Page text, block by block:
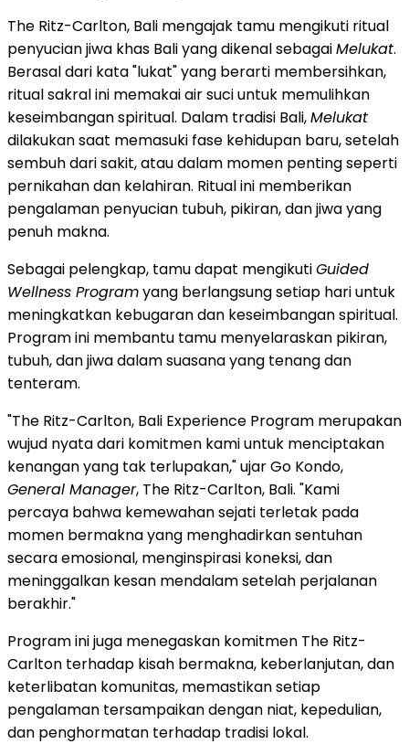
The Ritz-Carlton, Bali mengajak tamu mengikuti ritual
penyucian jiwa khas Bali yang dikenal sebagaiMelukat.
Berasal dari kata "lukat" yang berarti membersihkan,
ritual sakral ini memakai air suci untuk memulihkan
keseimbangan spiritual. Dalam tradisi Bali,Melukat
dilakukan saat memasuki fase kehidupan baru, setelah
sembuh dari sakit, atau dalam momen penting seperti
pernikahan dan kelahiran. Ritual ini memberikan
pengalaman penyucian tubuh, pikiran, dan jiwa yang
penuh makna.
Sebagai pelengkap, tamu dapat mengikutiGuided
Wellness Programyang berlangsung setiap hari untuk
meningkatkan kebugaran dan keseimbangan spiritual.
Program ini membantu tamu menyelaraskan pikiran,
tubuh, dan jiwa dalam suasana yang tenang dan
tenteram.
"The Ritz-Carlton, Bali Experience Program merupakan
wujud nyata dari komitmen kami untuk menciptakan
kenangan yang tak terlupakan," ujar Go Kondo,
General Manager, The Ritz-Carlton, Bali. "Kami
percaya bahwa kemewahan sejati terletak pada
momen bermakna yang menghadirkan sentuhan
secara emosional, menginspirasi koneksi, dan
meninggalkan kesan mendalam setelah perjalanan
berakhir."
Program ini juga menegaskan komitmen The Ritz-
Carlton terhadap kisah bermakna, keberlanjutan, dan
keterlibatan komunitas, memastikan setiap
pengalaman tersampaikan dengan niat, kepedulian,
dan penghormatan terhadap tradisi lokal.